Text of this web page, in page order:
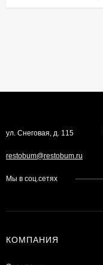
ул. Снеговая, д. 115
restobum@restobum.ru
Мы в соц.сетях
КОМПАНИЯ